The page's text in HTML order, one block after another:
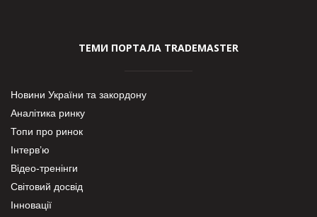
ТЕМИ ПОРТАЛА TRADEMASTER
Новини України та закордону
Аналітика ринку
Топи про ринок
Інтерв’ю
Відео-тренінги
Світовий досвід
Інновації